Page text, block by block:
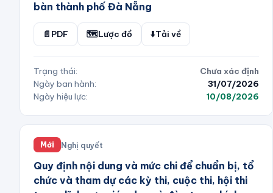
bàn thành phố Đà Nẵng
📄 PDF 🗺️Lược đồ ⬇️Tải về
Trạng thái:
Chưa xác định
Ngày ban hành:
31/07/2026
Ngày hiệu lực:
10/08/2026
Mới Nghị quyết
Quy định nội dung và mức chi để chuẩn bị, tổ
chức và tham dự các kỳ thi, cuộc thi, hội thi